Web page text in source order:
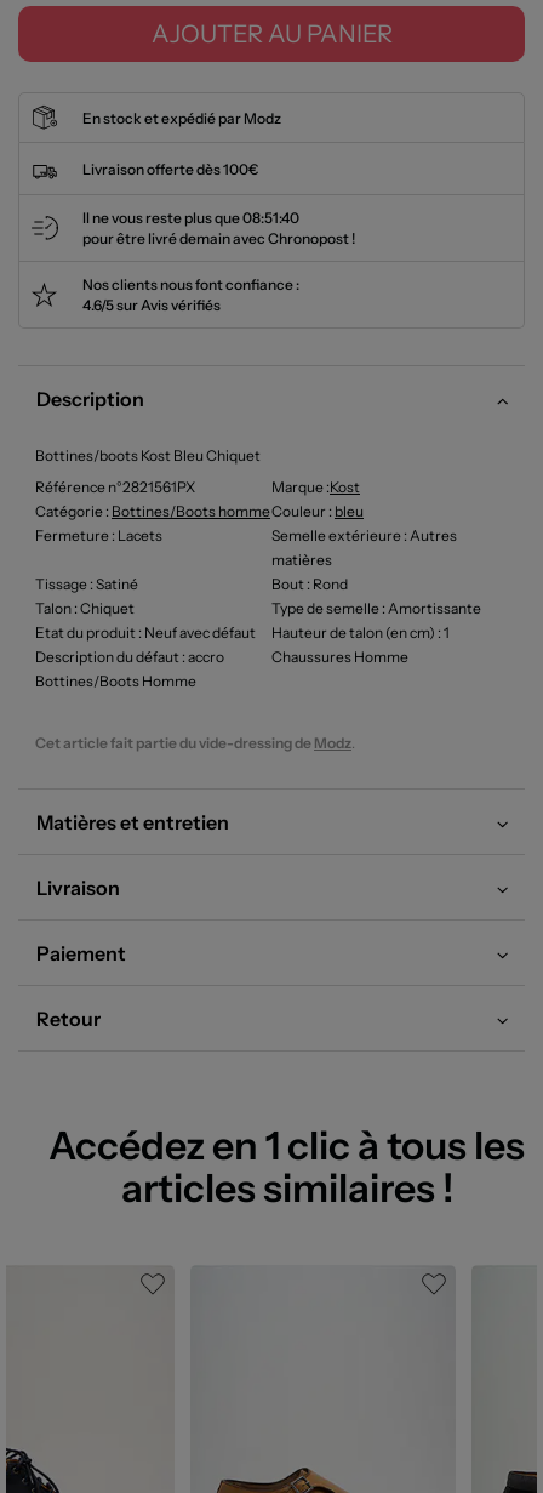
AJOUTER AU PANIER
En stock et expédié par Modz
Livraison offerte dès 100€
Il ne vous reste plus que08:51:40
pour être livré demain avec Chronopost !
Nos clients nous font confiance :
4.6/5 sur Avis vérifiés
Description
Bottines/boots Kost Bleu Chiquet
Référence n°2821561PX
Marque :Kost
Catégorie : Bottines/Boots hommeCouleur : bleu
Fermeture : Lacets Semelle extérieure : Autres
matières
Tissage : Satiné Bout : Rond
Talon : Chiquet Type de semelle : Amortissante
Etat du produit : Neuf avec défaut Hauteur de talon (en cm) : 1
Description du défaut : accro
Chaussures Homme
Bottines/Boots Homme
Cet article fait partie du vide-dressing de Modz.
Matières et entretien
Livraison
Paiement
Retour
Accédez en 1 clic à tous les
articles similaires !